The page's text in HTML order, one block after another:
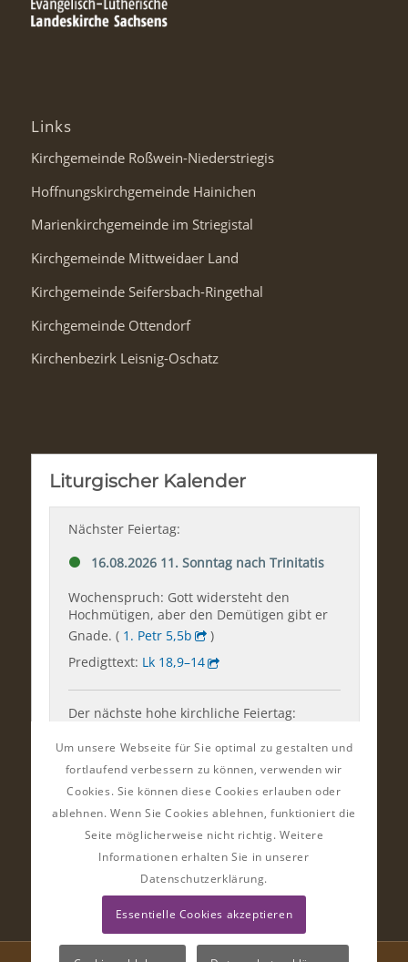
Links
Kirchgemeinde Roßwein-Niederstriegis
Hoffnungskirchgemeinde Hainichen
Marienkirchgemeinde im Striegistal
Kirchgemeinde Mittweidaer Land
Kirchgemeinde Seifersbach-Ringethal
Kirchgemeinde Ottendorf
Kirchenbezirk Leisnig-Oschatz
Um unsere Webseite für Sie optimal zu gestalten und
fortlaufend verbessern zu können, verwenden wir
Cookies. Sie können diese Cookies erlauben oder
ablehnen. Wenn Sie Cookies ablehnen, funktioniert die
Seite möglicherweise nicht richtig. Weitere
Informationen erhalten Sie in unserer
Datenschutzerklärung.
Essentielle Cookies akzeptieren